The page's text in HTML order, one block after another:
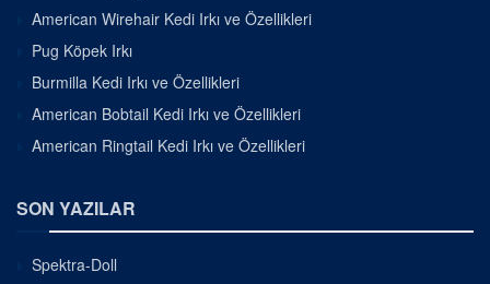
American Wirehair Kedi Irkı ve Özellikleri
Pug Köpek Irkı
Burmilla Kedi Irkı ve Özellikleri
American Bobtail Kedi Irkı ve Özellikleri
American Ringtail Kedi Irkı ve Özellikleri
SON YAZILAR
Spektra-Doll